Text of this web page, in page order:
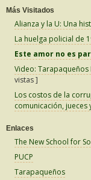
Más Visitados
Alianza y la U: Una
La huelga policial de
Este amor no es
Video:
vistas ]
Los costos de la
comunicación, jueces
Enlaces
The New School for
PUCP
Tarapaqueños